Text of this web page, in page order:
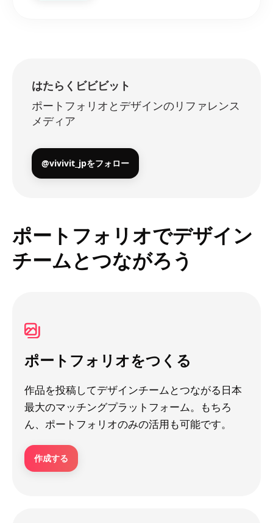
はたらくビビビット
ポートフォリオとデザインのリファレンス
メディア
@vivivit_jpをフォロー
ポートフォリオでデザイン
チームとつながろう
ポートフォリオをつくる
作品を投稿してデザインチームとつながる日本
最大のマッチングプラットフォーム。もちろ
ん、ポートフォリオのみの活用も可能です。
作成する